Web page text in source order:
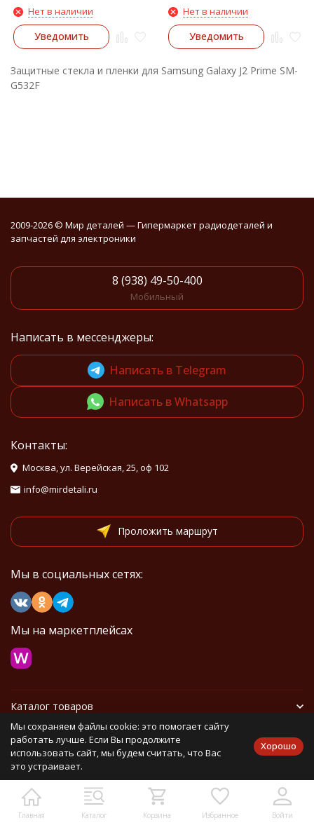
Нет в наличии
Уведомить
Нет в наличии
Уведомить
Защитные стекла и пленки для Samsung Galaxy J2 Prime SM-
G532F
Главная Каталог Корзина Избранное Войти
2009-2026 © Мир деталей — Гипермаркет радиодеталей и
запчастей для электроники
8 (938) 49-50-400
Мобильный
Написать в мессенджеры:
Написать в Telegram
Написать в Whatsapp
Контакты:
Москва, ул. Верейская, 25, оф 102
info@mirdetali.ru
Проложить маршрут
Мы в социальных сетях:
Мы на маркетплейсах
Каталог товаров
Информация
Политика персональных данных Карта сайта
Мы сохраняем файлы cookie: это помогает сайту
работать лучше. Если Вы продолжите
использовать сайт, мы будем считать, что Вас
это устраивает.
Хорошо